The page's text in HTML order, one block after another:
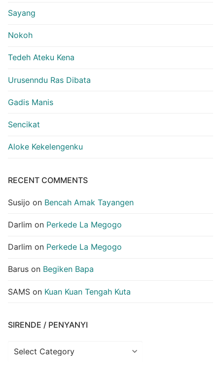
Sayang
Nokoh
Tedeh Ateku Kena
Urusenndu Ras Dibata
Gadis Manis
Sencikat
Aloke Kekelengenku
RECENT COMMENTS
Susijo on Bencah Amak Tayangen
Darlim on Perkede La Megogo
Darlim on Perkede La Megogo
Barus on Begiken Bapa
SAMS on Kuan Kuan Tengah Kuta
SIRENDE / PENYANYI
Sirende